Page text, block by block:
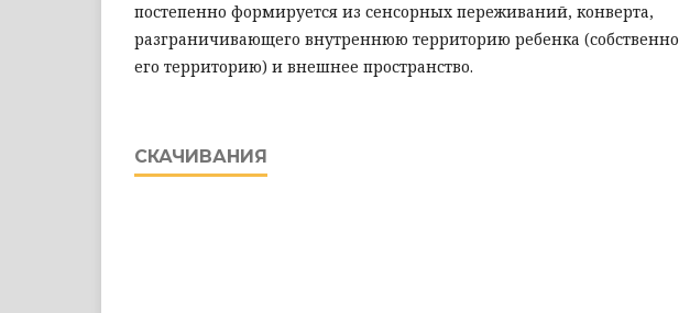
постепенно формируется из сенсорных переживаний, конверта,
разграничивающего внутреннюю территорию ребенка (собственно
его территорию) и внешнее пространство.
СКАЧИВАНИЯ